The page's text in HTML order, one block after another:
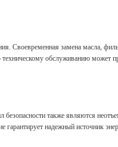
Своевременная замена масла,
техническому обслуживанию может
безопасности также являются
гарантирует надежный источник